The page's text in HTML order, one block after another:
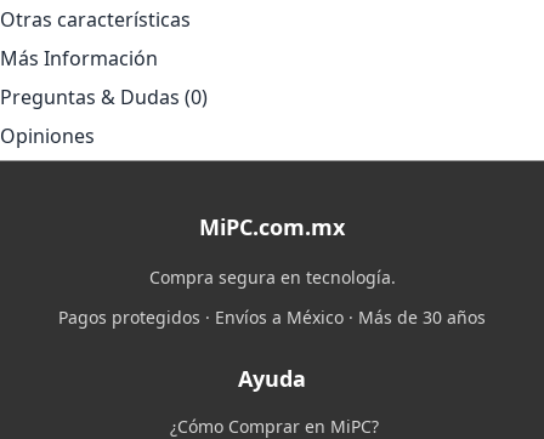
Otras características
Más Información
Preguntas & Dudas (0)
Opiniones
MiPC.com.mx
Compra segura en tecnología.
Pagos protegidos · Envíos a México · Más de 30 años
Ayuda
¿Cómo Comprar en MiPC?